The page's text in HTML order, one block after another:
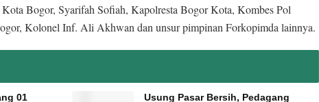
Bogor, Syarifah Sofiah, Kapolresta Bogor Kota, Kombes Pol
Kolonel Inf. Ali Akhwan dan unsur pimpinan Forkopimda lainnya.
01
Usung Pasar Bersih, Pedagang